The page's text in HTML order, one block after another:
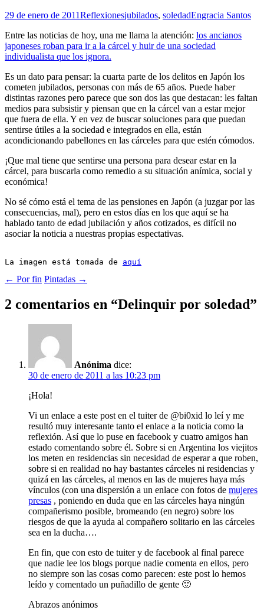
29 de enero de 2011Reflexionesjubilados, soledadEngracia Santos
Entre las noticias de hoy, una me llama la atención: los ancianos
japoneses roban para ir a la cárcel y huir de una sociedad
individualista que los ignora.
Es un dato para pensar: la cuarta parte de los delitos en Japón los
cometen jubilados, personas con más de 65 años. Puede haber
distintas razones pero parece que son dos las que destacan: les faltan
medios para subsistir y piensan que en la cárcel van a estar mejor
que fuera de ella. Y en vez de buscar soluciones para que puedan
sentirse útiles a la sociedad e integrados en ella, están
acondicionando pabellones en las cárceles para que estén cómodos.
¡Que mal tiene que sentirse una persona para desear estar en la
cárcel, para buscarla como remedio a su situación anímica, social y
económica!
No sé cómo está el tema de las pensiones en Japón (a juzgar por las
consecuencias, mal), pero en estos días en los que aquí se ha
hablado tanto de edad jubilación y años cotizados, es difícil no
asociar la noticia a nuestras propias espectativas.
La imagen está tomada de aquí
Navegación
de
entradas
← Por fin Pintadas →
2 comentarios en “Delinquir por soledad”
Anónima dice:
30 de enero de 2011 a las 10:23 pm
¡Hola!
Vi un enlace a este post en el tuiter de @bi0xid lo leí y me
resultó muy interesante tanto el enlace a la noticia como la
reflexión. Así que lo puse en facebook y cuatro amigos han
estado comentando sobre él. Sobre si en Argentina los viejitos
los meten en residencias sin necesidad de esperar a que roben,
sobre si en realidad no hay bastantes cárceles ni residencias y
quizá en las cárceles, al menos en las de mujeres haya más
vínculos (con una dispersión a un enlace con fotos de mujeres
presas , poniendo en duda que en las cárceles haya ningún
compañerismo posible, bromeando (en negro) sobre los
riesgos de que la ayuda al compañero solitario en las cárceles
sea en la ducha….
En fin, que con esto de tuiter y de facebook al final parece
que nadie lee los blogs porque nadie comenta en ellos, pero
no siempre son las cosas como parecen: este post lo hemos
leído y comentado un puñadillo de gente 🙂
Abrazos anónimos